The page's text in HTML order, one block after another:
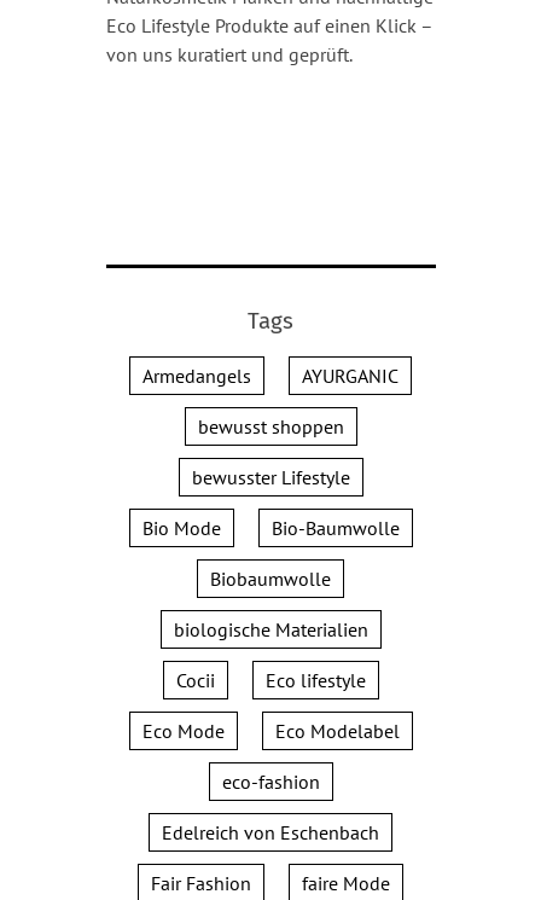
Eco Lifestyle Produkte auf einen Klick –
von uns kuratiert und geprüft.
Tags
Armedangels AYURGANIC
bewusst shoppen
bewusster Lifestyle
Bio Mode Bio-Baumwolle
Biobaumwolle
biologische Materialien
Cocii Eco lifestyle
Eco Mode Eco Modelabel
eco-fashion
Edelreich von Eschenbach
Fair Fashion faire Mode